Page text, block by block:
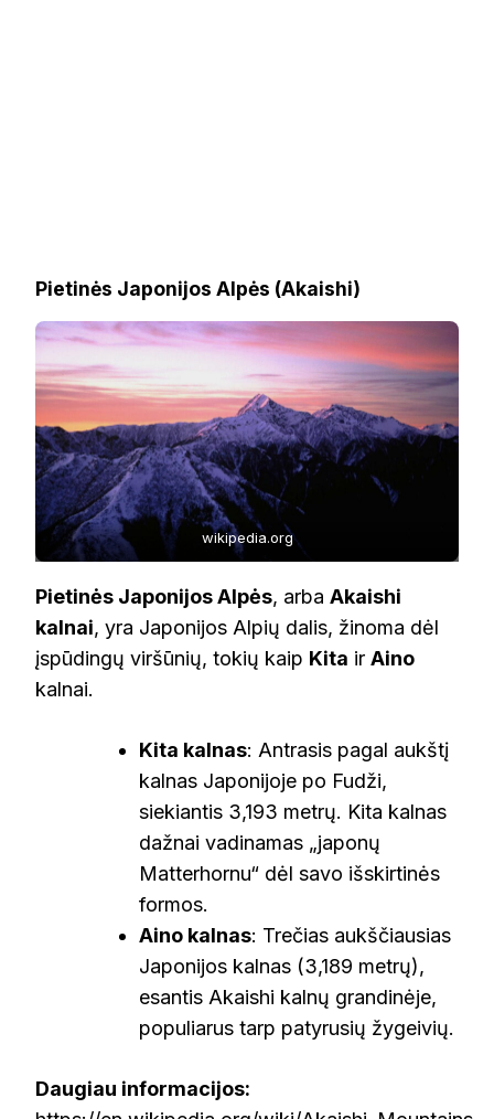
Pietinės Japonijos Alpės (Akaishi)
wikipedia.org
Pietinės Japonijos Alpės, arba Akaishi
kalnai, yra Japonijos Alpių dalis, žinoma dėl
įspūdingų viršūnių, tokių kaip Kita ir Aino
kalnai.
Kita kalnas: Antrasis pagal aukštį
kalnas Japonijoje po Fudži,
siekiantis 3,193 metrų. Kita kalnas
dažnai vadinamas „japonų
Matterhornu“ dėl savo išskirtinės
formos.
Aino kalnas: Trečias aukščiausias
Japonijos kalnas (3,189 metrų),
esantis Akaishi kalnų grandinėje,
populiarus tarp patyrusių žygeivių.
Daugiau informacijos: